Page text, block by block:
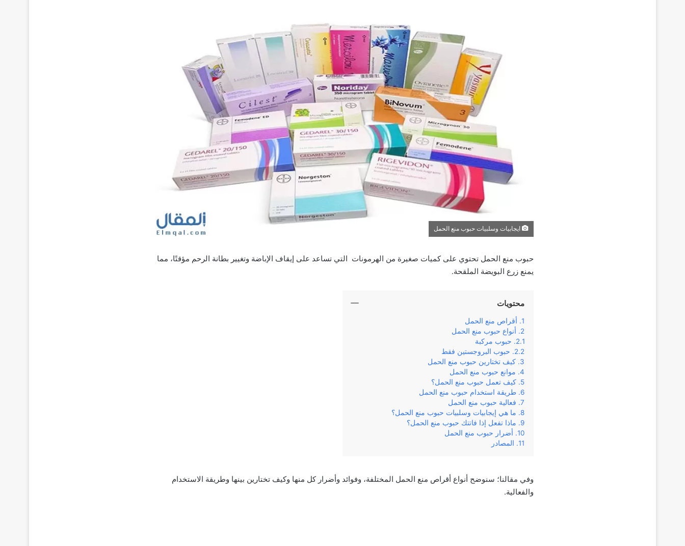
ايجابيات وسلبيات حبوب منع الحمل
حبوب منع الحمل تحتوي على كميات صغيرة من الهرمونات التي تساعد على إيقاف الإباضة وتغيير بطانة الرحم مؤقتًا، مما
يمنع زرع البويضة الملقحة.
محتويات
أقراص منع الحمل
أنواع حبوب منع الحمل
حبوب مركبة
حبوب البروجستين فقط
كيف تختارين حبوب منع الحمل
موانع حبوب منع الحمل
كيف تعمل حبوب منع الحمل؟
طريقة استخدام حبوب منع الحمل
فعالية حبوب منع الحمل
ما هي إيجابيات وسلبيات حبوب منع الحمل؟
ماذا تفعل إذا فاتتك حبوب منع الحمل؟
أضرار حبوب منع الحمل
المصادر
وفي مقالنا؛ سنوضح أنواع أقراص منع الحمل المختلفة، وفوائد وأضرار كل منها وكيف تختارين بينها وطريقة الاستخدام
والفعالية.